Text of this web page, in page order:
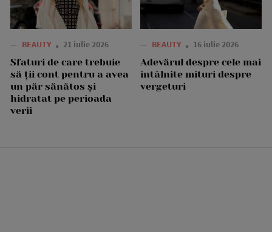
— BEAUTY 21 iulie 2026
Sfaturi de care trebuie
să ții cont pentru a avea
un păr sănătos și
hidratat pe perioada
verii
— BEAUTY 16 iulie 2026
Adevărul despre cele mai
întâlnite mituri despre
vergeturi